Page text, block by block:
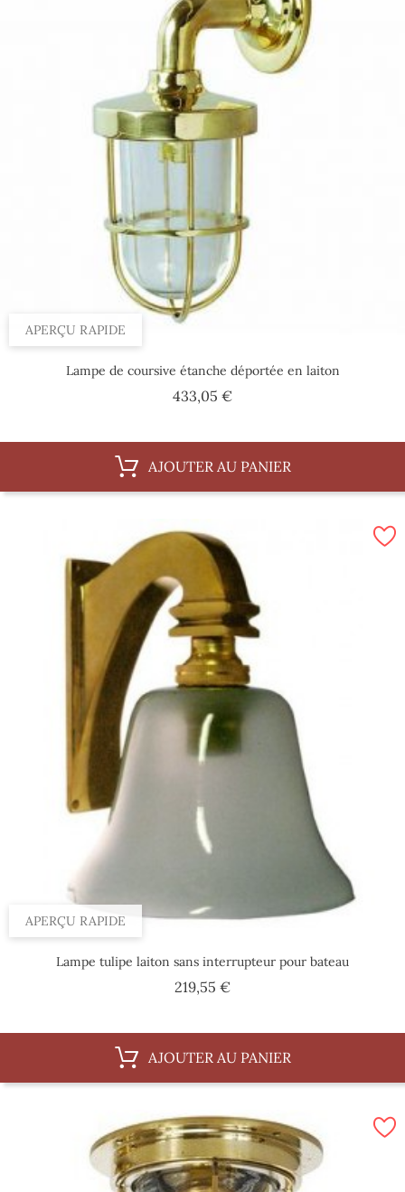
APERÇU RAPIDE
Lampe de coursive étanche déportée en laiton
433,05 €Prix
AJOUTER AU PANIER
APERÇU RAPIDE
Lampe tulipe laiton sans interrupteur pour bateau
219,55 €Prix
AJOUTER AU PANIER